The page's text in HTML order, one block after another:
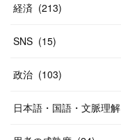
経済 (213)
SNS (15)
政治 (103)
日本語・国語・文脈理解